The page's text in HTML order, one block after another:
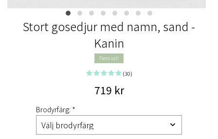
Stort gosedjur med namn, sand -
Kanin
Flera val!
(30)
719 kr
Brodyrfärg: *